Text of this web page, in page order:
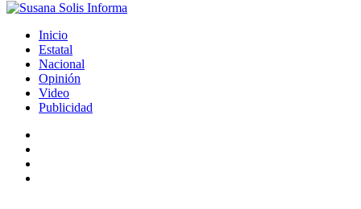
Inicio
Estatal
Nacional
Opinión
Video
Publicidad